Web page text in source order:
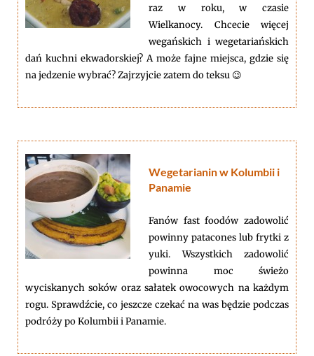
raz w roku, w czasie
Wielkanocy. Chcecie więcej
wegańskich i wegetariańskich
dań kuchni ekwadorskiej? A może fajne miejsca, gdzie się
na jedzenie wybrać? Zajrzyjcie zatem do teksu 😉
Wegetarianin w Kolumbii i
Panamie
Fanów fast foodów zadowolić
powinny patacones lub frytki z
yuki. Wszystkich zadowolić
powinna moc świeżo
wyciskanych soków oraz sałatek owocowych na każdym
rogu. Sprawdźcie, co jeszcze czekać na was będzie podczas
podróży po Kolumbii i Panamie.